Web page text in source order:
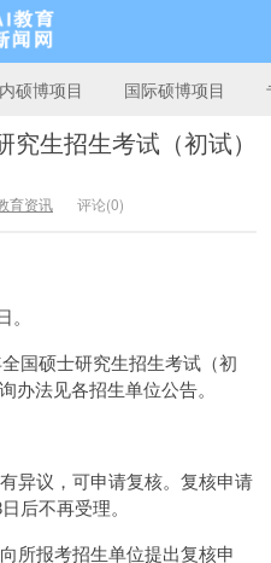
闻网
硕博项目 国际硕博项目
生招生考试（初试）
育资讯 评论(0)
国硕士研究生招生考试（初
办法见各招生单位公告。
异议，可申请复核。复核申请
后不再受理。
所报考招生单位提出复核申